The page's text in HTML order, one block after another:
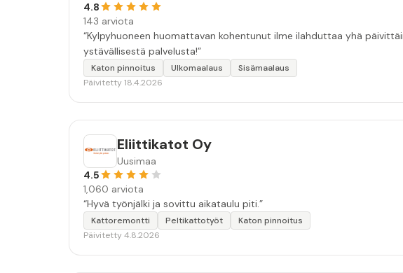
4.8
143 arviota
“Kylpyhuoneen huomattavan kohentunut ilme ilahduttaa yhä
ystävällisestä palvelusta!”
Katon pinnoitus Ulkomaalaus
Sisämaalaus
Päivitetty 18.4.2026
Eliittikatot Oy
Uusimaa
4.5
1,060 arviota
“Hyvä työnjälki ja sovittu aikataulu piti.”
Kattoremontti Peltikattotyöt
Katon pinnoitus
Päivitetty 4.8.2026